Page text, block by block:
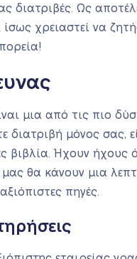
διατριβές. Ως
χρειαστεί να
μια από τις πιο
διατριβή μόνος σας,
βιβλία. Ήχουν ήχους
θα κάνουν μια
πηγές.